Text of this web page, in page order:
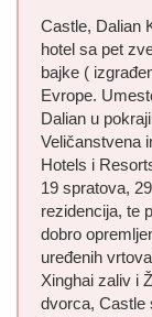
Castle, Dalian
hotel sa pet
bajke (
Evrope.
Dalian u
Veličanstvena
Hotels i
19 spratova,
rezidencija, te
dobro
uređenih
Xinghai zaliv i
dvorca, Castle